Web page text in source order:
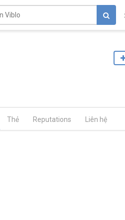
Thẻ Reputations Liên hệ